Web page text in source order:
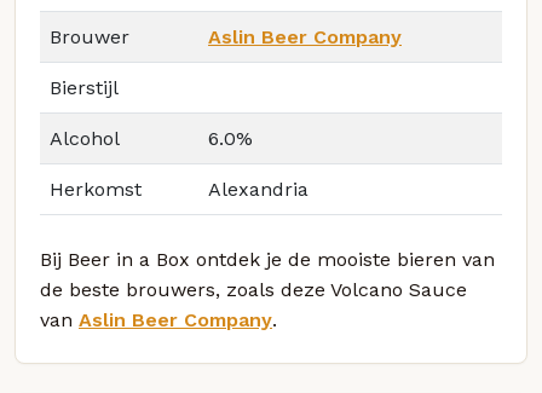
Brouwer Aslin Beer Company
Bierstijl
Alcohol 6.0%
Herkomst Alexandria
Bij Beer in a Box ontdek je de mooiste bieren van
de beste brouwers, zoals deze Volcano Sauce
van Aslin Beer Company.